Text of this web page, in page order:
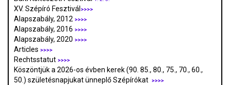
XV. Szépíró Fesztivál >>>>
Alapszabály, 2012 >>>>
Alapszabály, 2016 >>>>
Alapszabály, 2020 >>>>
Articles >>>>
Rechtsstatut >>>>
Köszöntjük a 2026-os évben kerek (90. 85., 80., 75., 70., 60.,
50.) születésnapjukat ünneplő Szépírókat
>>>>